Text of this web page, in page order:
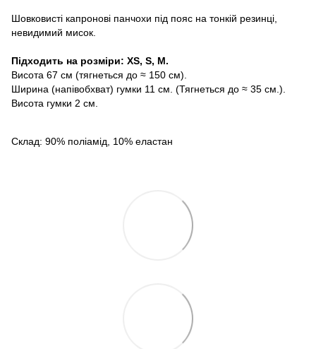
Шовковисті капронові панчохи під пояс на тонкій резинці,
невидимий мисок.
Підходить на розміри: XS, S, M.
Висота 67 см (тягнеться до ≈ 150 см).
Ширина (напівобхват) гумки 11 см. (Тягнеться до ≈ 35 см.).
Висота гумки 2 см.
Склад: 90% поліамід, 10% еластан